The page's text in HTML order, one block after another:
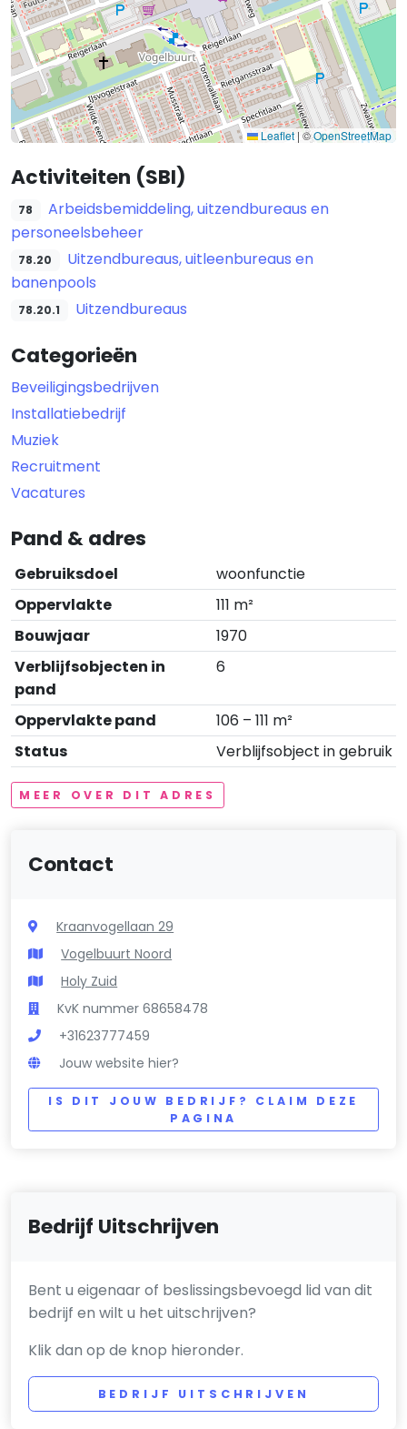
Leaflet | ©OpenStreetMap
Activiteiten (SBI)
78
Arbeidsbemiddeling, uitzendbureaus en
personeelsbeheer
78.20
Uitzendbureaus, uitleenbureaus en
banenpools
78.20.1 Uitzendbureaus
Categorieën
Beveiligingsbedrijven
Installatiebedrijf
Muziek
Recruitment
Vacatures
Pand & adres
Gebruiksdoel
woonfunctie
Oppervlakte
111 m²
Bouwjaar
1970
Verblijfsobjecten in
pand
6
Oppervlakte pand
106 – 111 m²
Status
Verblijfsobject in gebruik
MEER OVER DIT ADRES
Contact
Kraanvogellaan 29
Vogelbuurt Noord
Holy Zuid
KvK nummer 68658478
+31623777459
Jouw website hier?
IS DIT JOUW BEDRIJF? CLAIM DEZE
PAGINA
Bedrijf Uitschrijven
Bent u eigenaar of beslissingsbevoegd lid van dit
bedrijf en wilt u het uitschrijven?
Klik dan op de knop hieronder.
BEDRIJF UITSCHRIJVEN